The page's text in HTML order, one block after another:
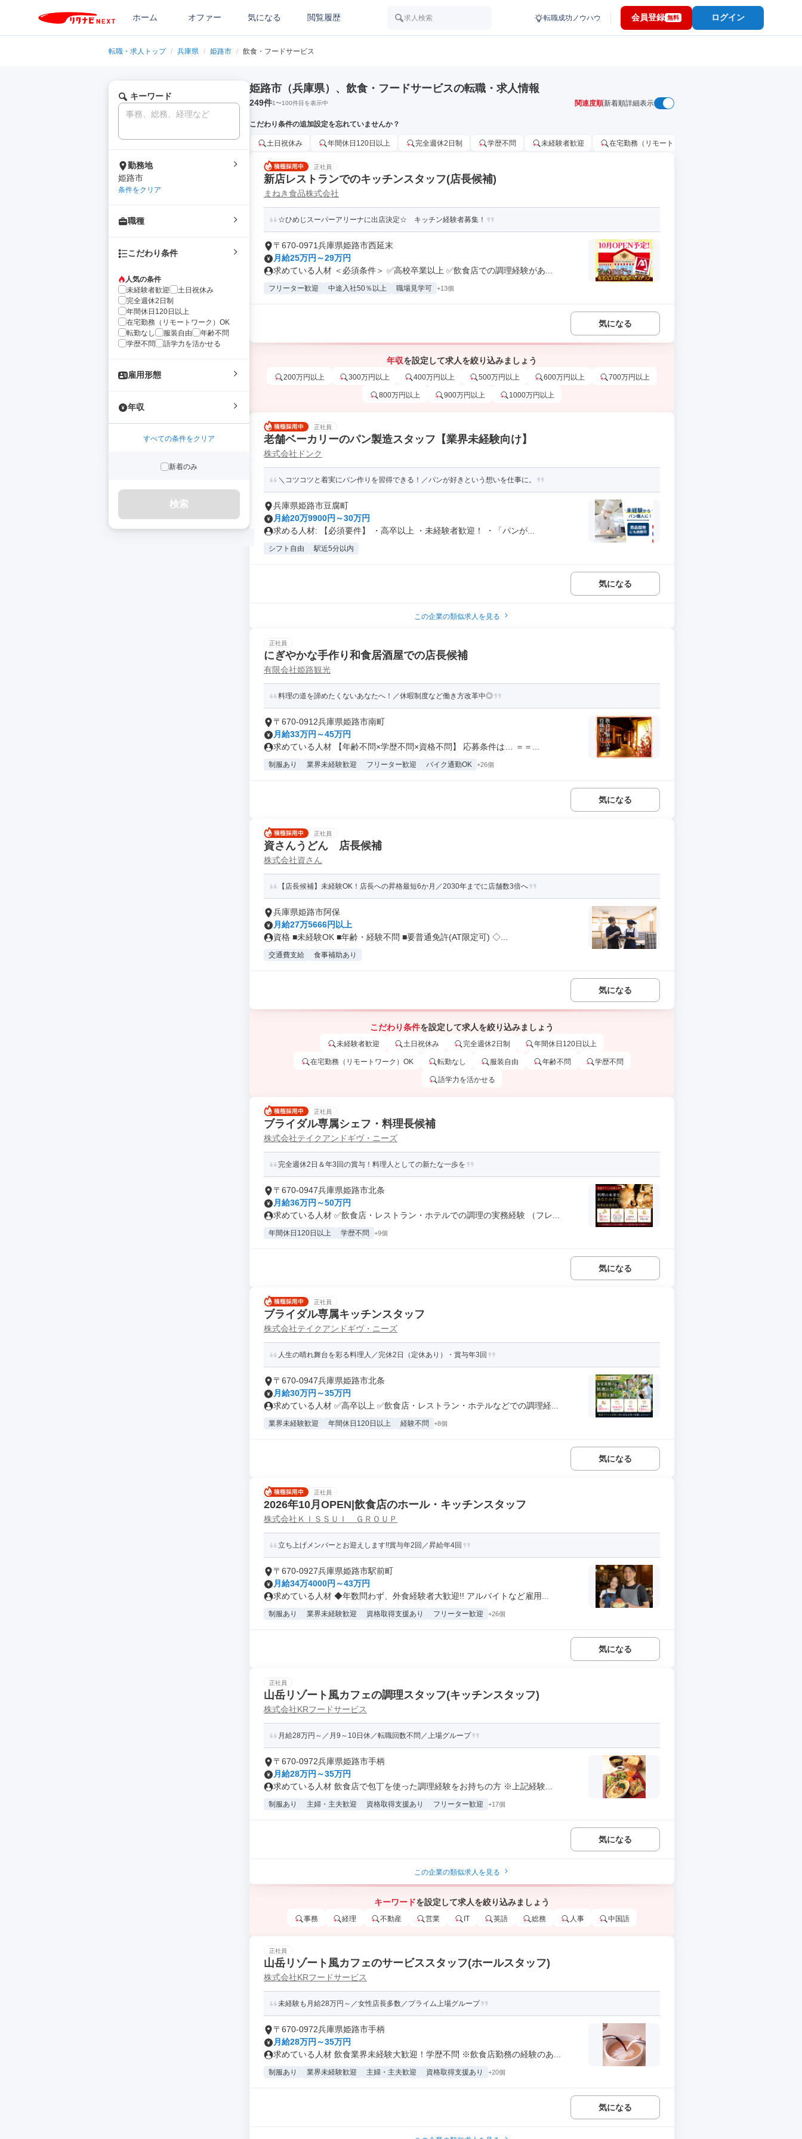
ホーム オファー 気になる 閲覧履歴 求人検索 転職成功ノウハウ 会員登録 無料 ログイン
転職・求人トップ / 兵庫県 / 姫路市 / 飲食・フードサービス
キーワード
勤務地
姫路市
条件をクリア
職種
こだわり条件
人気の条件
未経験者歓迎
土日祝休み
完全週休2日制
年間休日120日以上
在宅勤務（リモートワーク）OK
転勤なし
服装自由
年齢不問
学歴不問
語学力を活かせる
雇用形態
年収
すべての条件をクリア
新着のみ
検索
姫路市（兵庫県）、飲食・フードサービスの転職・求人情報
249件1〜100件目を表示中 関連度順新着順詳細表示
こだわり条件の追加設定を忘れていませんか？
土日祝休み 年間休日120日以上 完全週休2日制 学歴不問 未経験者歓迎 在宅勤務（リモートワーク）OK
正社員
新店レストランでのキッチンスタッフ(店長候補)
まねき食品株式会社
☆ひめじスーパーアリーナに出店決定☆ キッチン経験者募集！
〒670-0971兵庫県姫路市西延末
月給25万円～29万円
求めている人材 ＜必須条件＞ ✅高校卒業以上 ✅飲食店での調理経験があ...
フリーター歓迎 中途入社50％以上 職場見学可 +13個
気になる
年収を設定して求人を絞り込みましょう
200万円以上 300万円以上 400万円以上 500万円以上 600万円以上 700万円以上
800万円以上 900万円以上 1000万円以上
正社員
老舗ベーカリーのパン製造スタッフ【業界未経験向け】
株式会社ドンク
＼コツコツと着実にパン作りを習得できる！／パンが好きという想いを仕事に。
兵庫県姫路市豆腐町
月給20万9900円～30万円
求める人材: 【必須要件】 ・高卒以上 ・未経験者歓迎！ ・「パンが...
シフト自由 駅近5分以内
気になる
この企業の類似求人を見る
正社員
にぎやかな手作り和食居酒屋での店長候補
有限会社姫路観光
料理の道を諦めたくないあなたへ！／休暇制度など働き方改革中◎
〒670-0912兵庫県姫路市南町
月給33万円～45万円
求めている人材 【年齢不問×学歴不問×資格不問】 応募条件は… ＝＝...
制服あり 業界未経験歓迎 フリーター歓迎 バイク通勤OK +26個
気になる
正社員
資さんうどん 店長候補
株式会社資さん
【店長候補】未経験OK！店長への昇格最短6か月／2030年までに店舗数3倍へ
兵庫県姫路市阿保
月給27万5666円以上
資格 ■未経験OK ■年齢・経験不問 ■要普通免許(AT限定可) ◇...
交通費支給 食事補助あり
気になる
こだわり条件を設定して求人を絞り込みましょう
未経験者歓迎 土日祝休み 完全週休2日制 年間休日120日以上
在宅勤務（リモートワーク）OK 転勤なし 服装自由 年齢不問 学歴不問
語学力を活かせる
正社員
ブライダル専属シェフ・料理長候補
株式会社テイクアンドギヴ・ニーズ
完全週休2日＆年3回の賞与！料理人としての新たな一歩を
〒670-0947兵庫県姫路市北条
月給36万円～50万円
求めている人材 ✅飲食店・レストラン・ホテルでの調理の実務経験 （フレ...
年間休日120日以上 学歴不問 +9個
気になる
正社員
ブライダル専属キッチンスタッフ
株式会社テイクアンドギヴ・ニーズ
人生の晴れ舞台を彩る料理人／完休2日（定休あり）・賞与年3回
〒670-0947兵庫県姫路市北条
月給30万円～35万円
求めている人材 ✅高卒以上 ✅飲食店・レストラン・ホテルなどでの調理経...
業界未経験歓迎 年間休日120日以上 経験不問 +8個
気になる
正社員
2026年10月OPEN|飲食店のホール・キッチンスタッフ
株式会社ＫＩＳＳＵＩ ＧＲＯＵＰ
立ち上げメンバーとお迎えします!!賞与年2回／昇給年4回
〒670-0927兵庫県姫路市駅前町
月給34万4000円～43万円
求めている人材 ◆年数問わず、外食経験者大歓迎!! アルバイトなど雇用...
制服あり 業界未経験歓迎 資格取得支援あり フリーター歓迎 +26個
気になる
正社員
山岳リゾート風カフェの調理スタッフ(キッチンスタッフ)
株式会社KRフードサービス
月給28万円～／月9～10日休／転職回数不問／上場グループ
〒670-0972兵庫県姫路市手柄
月給28万円～35万円
求めている人材 飲食店で包丁を使った調理経験をお持ちの方 ※上記経験...
制服あり 主婦・主夫歓迎 資格取得支援あり フリーター歓迎 +17個
気になる
この企業の類似求人を見る
キーワードを設定して求人を絞り込みましょう
事務 経理 不動産 営業 IT 英語 総務 人事 中国語
正社員
山岳リゾート風カフェのサービススタッフ(ホールスタッフ)
株式会社KRフードサービス
未経験も月給28万円～／女性店長多数／プライム上場グループ
〒670-0972兵庫県姫路市手柄
月給28万円～35万円
求めている人材 飲食業界未経験大歓迎！学歴不問 ※飲食店勤務の経験のあ...
制服あり 業界未経験歓迎 主婦・主夫歓迎 資格取得支援あり +20個
気になる